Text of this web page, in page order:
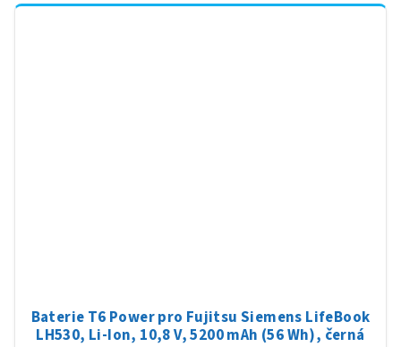
Baterie T6 Power pro Fujitsu Siemens LifeBook
LH530, Li-Ion, 10,8 V, 5200 mAh (56 Wh), černá